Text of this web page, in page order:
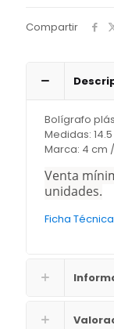
Compartir
Bolígrafo
Medidas:
Marca: 4 cm
Venta
unidades.
Ficha Técnica